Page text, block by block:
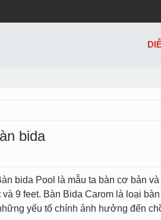
bida
bida Pool là mẫu ta bàn cơ bản
9 feet. Bàn Bida Carom là loại
yếu tố chính ảnh hưởng đến